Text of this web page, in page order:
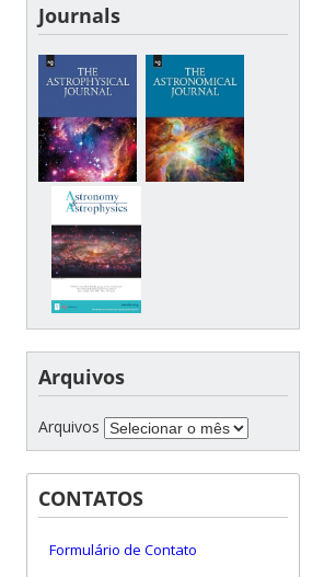
Journals
Arquivos
Arquivos
CONTATOS
Formulário de Contato